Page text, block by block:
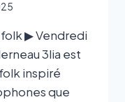
folk ▶ Vendredi
3lia est
inspiré
que